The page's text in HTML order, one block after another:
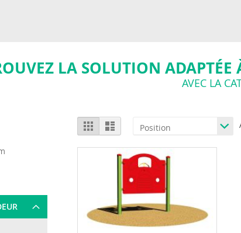
LA SOLUTION ADAPTÉE
AVEC LA
View
as
Grid List